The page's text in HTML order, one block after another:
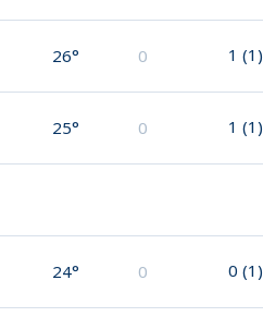
26° 0 1 (1)
25° 0 1 (1)
24° 0 0 (1)